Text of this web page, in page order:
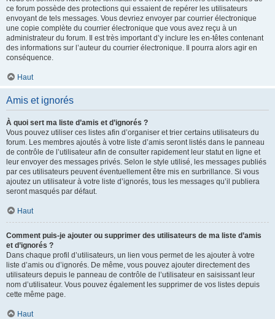
ce forum possède des protections qui essaient de repérer les utilisateurs
envoyant de tels messages. Vous devriez envoyer par courrier électronique
une copie complète du courrier électronique que vous avez reçu à un
administrateur du forum. Il est très important d’y inclure les en-têtes contenant
des informations sur l’auteur du courrier électronique. Il pourra alors agir en
conséquence.
Haut
Amis et ignorés
À quoi sert ma liste d’amis et d’ignorés ?
Vous pouvez utiliser ces listes afin d’organiser et trier certains utilisateurs du
forum. Les membres ajoutés à votre liste d’amis seront listés dans le panneau
de contrôle de l’utilisateur afin de consulter rapidement leur statut en ligne et
leur envoyer des messages privés. Selon le style utilisé, les messages publiés
par ces utilisateurs peuvent éventuellement être mis en surbrillance. Si vous
ajoutez un utilisateur à votre liste d’ignorés, tous les messages qu’il publiera
seront masqués par défaut.
Haut
Comment puis-je ajouter ou supprimer des utilisateurs de ma liste d’amis
et d’ignorés ?
Dans chaque profil d’utilisateurs, un lien vous permet de les ajouter à votre
liste d’amis ou d’ignorés. De même, vous pouvez ajouter directement des
utilisateurs depuis le panneau de contrôle de l’utilisateur en saisissant leur
nom d’utilisateur. Vous pouvez également les supprimer de vos listes depuis
cette même page.
Haut